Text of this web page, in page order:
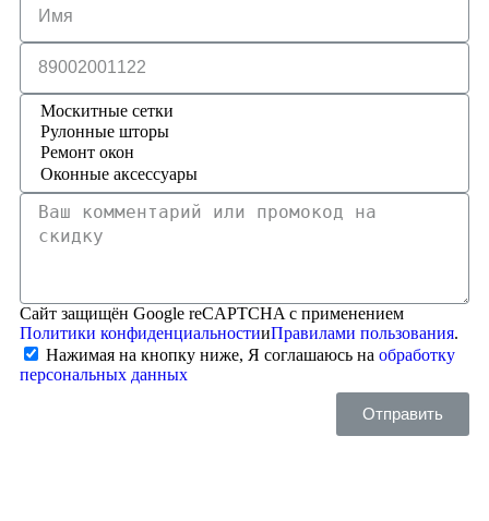
Сайт защищён Google reCAPTCHA с применением
Политики конфиденциальностииПравилами пользования.
Нажимая на кнопку ниже, Я соглашаюсь на обработку
персональных данных
Отправить